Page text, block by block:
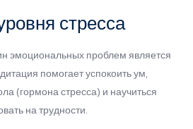
стресса
эмоциональных проблем является
помогает успокоить ум,
(гормона стресса) и научиться
на трудности.